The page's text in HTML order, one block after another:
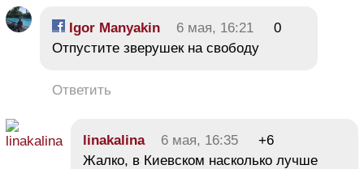
Igor Manyakin 6 мая, 16:21
0
Отпустите зверушек на свободу
Ответить
linakalina 6 мая, 16:35
+6
Жалко, в Киевском насколько лучше